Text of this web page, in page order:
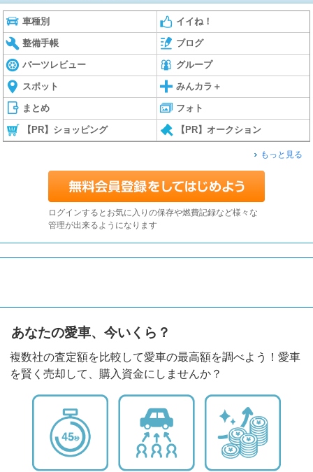
車種別 イイね！
整備手帳 ブログ
パーツレビュー グループ
スポット みんカラ＋
まとめ フォト
【PR】ショッピング 【PR】オークション
もっと見る
ログインするとお気に入りの保存や燃費記録など様々な
管理が出来るようになります
あなたの愛車、今いくら？
複数社の査定額を比較して愛車の最高額を調べよう！愛車
を賢く売却して、購入資金にしませんか？